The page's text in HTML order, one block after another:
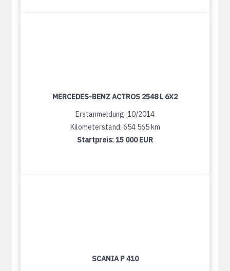
MERCEDES-BENZ ACTROS 2548 L 6X2
Erstanmeldung: 10/2014
Kilometerstand: 654 565 km
Startpreis:15 000 EUR
SCANIA P 410